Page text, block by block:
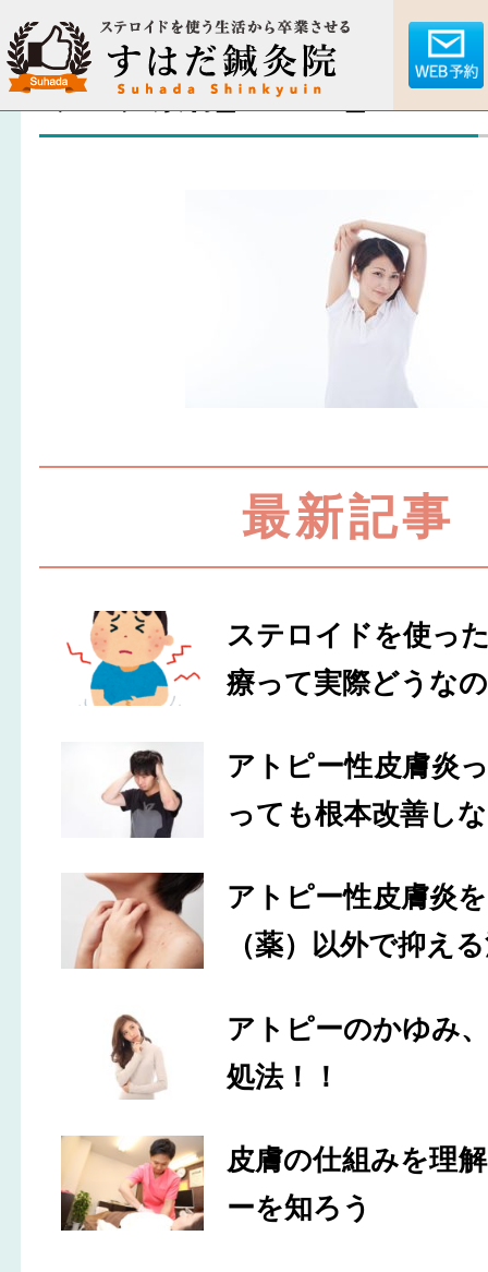
ブログ素材_180207_0041
最新記事
ステロイドを使っ
療って実際どうな
アトピー性皮膚炎
っても根本改善し
アトピー性皮膚炎
（薬）以外で抑え
アトピーのかゆみ
処法！！
皮膚の仕組みを理
ーを知ろう